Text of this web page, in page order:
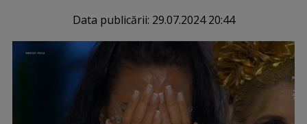
Data publicării: 29.07.2024 20:44